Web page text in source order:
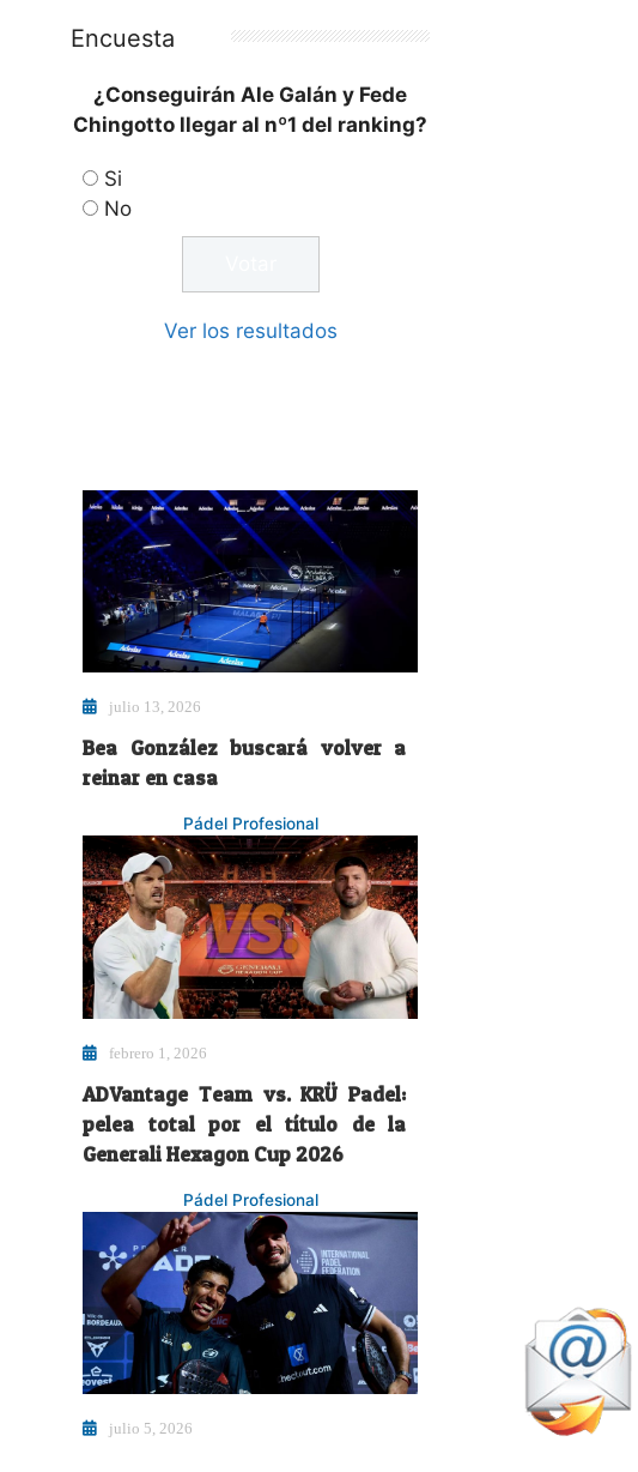
Encuesta
¿Conseguirán Ale Galán y Fede
Chingotto llegar al nº1 del ranking?
Si
No
Ver los resultados
julio 13, 2026
Bea González buscará volver a
reinar en casa
Pádel Profesional
febrero 1, 2026
ADVantage Team vs. KRÜ Padel:
pelea total por el título de la
Generali Hexagon Cup 2026
Pádel Profesional
julio 5, 2026